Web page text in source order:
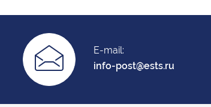
E-mail:
info-post@ests.ru